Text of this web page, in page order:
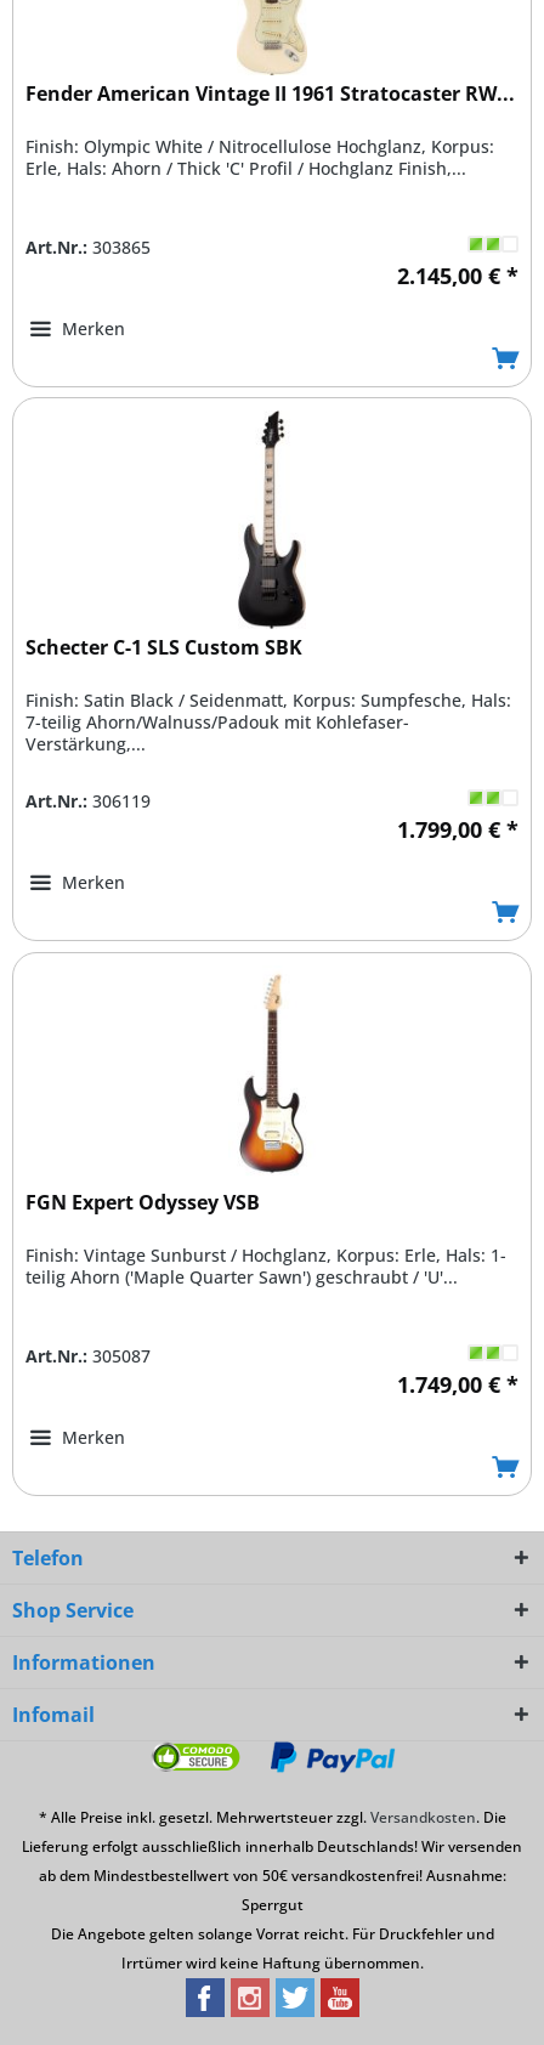
Fender American Vintage II 1961 Stratocaster RW...
Finish: Olympic White / Nitrocellulose Hochglanz, Korpus:
Erle, Hals: Ahorn / Thick 'C' Profil / Hochglanz Finish,...
Art.Nr.: 303865
2.145,00 € *
Merken
Schecter C-1 SLS Custom SBK
Finish: Satin Black / Seidenmatt, Korpus: Sumpfesche, Hals:
7-teilig Ahorn/Walnuss/Padouk mit Kohlefaser-
Verstärkung,...
Art.Nr.: 306119
1.799,00 € *
Merken
FGN Expert Odyssey VSB
Finish: Vintage Sunburst / Hochglanz, Korpus: Erle, Hals: 1-
teilig Ahorn ('Maple Quarter Sawn') geschraubt / 'U'...
Art.Nr.: 305087
1.749,00 € *
Merken
Telefon
Shop Service
Informationen
Infomail
* Alle Preise inkl. gesetzl. Mehrwertsteuer zzgl.Versandkosten. Die
Lieferung erfolgt ausschließlich innerhalb Deutschlands! Wir versenden
ab dem Mindestbestellwert von 50€ versandkostenfrei! Ausnahme:
Sperrgut
Die Angebote gelten solange Vorrat reicht. Für Druckfehler und
Irrtümer wird keine Haftung übernommen.